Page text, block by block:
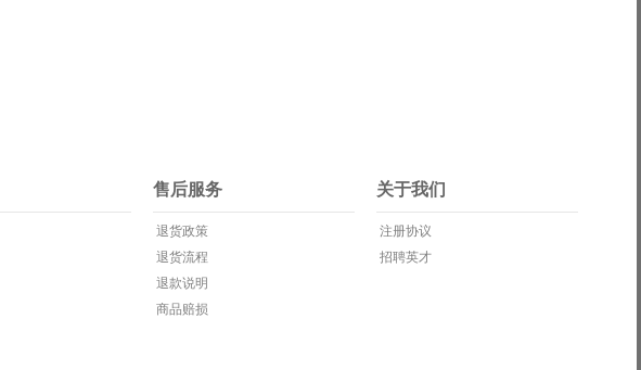
售后服务
退货政策
退货流程
退款说明
商品赔损
关于我们
注册协议
招聘英才